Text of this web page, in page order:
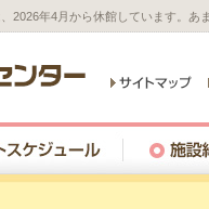
2026年4月から休館しています。